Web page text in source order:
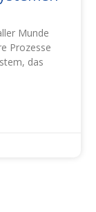
Munde
Prozesse
das